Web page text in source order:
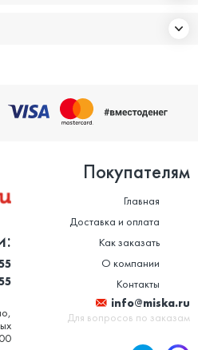
Покупателям
Главная
Доставка и оплата
Как заказать
О компании
Контакты
info@miska.ru
Для вопросов по заказам